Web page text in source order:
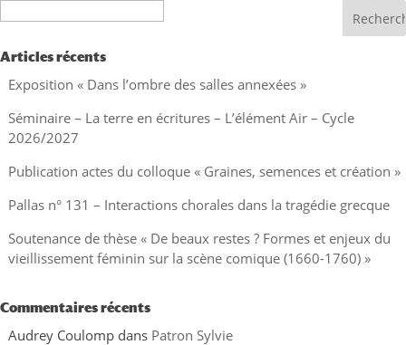
Articles récents
Exposition « Dans l’ombre des salles annexées »
Séminaire – La terre en écritures – L’élément Air – Cycle
2026/2027
Publication actes du colloque « Graines, semences et création »
Pallas n° 131 – Interactions chorales dans la tragédie grecque
Soutenance de thèse « De beaux restes ? Formes et enjeux du
vieillissement féminin sur la scène comique (1660-1760) »
Commentaires récents
Audrey Coulompdans Patron Sylvie